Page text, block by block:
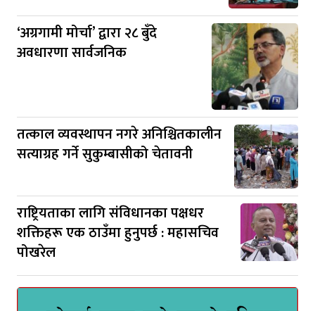
‘अग्रगामी मोर्चा’ द्वारा २८ बुँदे
अवधारणा सार्वजनिक
तत्काल व्यवस्थापन नगरे अनिश्चितकालीन
सत्याग्रह गर्ने सुकुम्बासीको चेतावनी
राष्ट्रियताका लागि संविधानका पक्षधर
शक्तिहरू एक ठाउँमा हुनुपर्छ : महासचिव
पोखरेल